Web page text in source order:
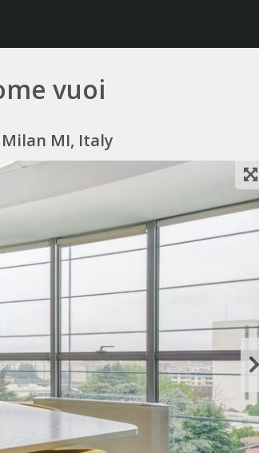
vuoi
Milan MI, Italy